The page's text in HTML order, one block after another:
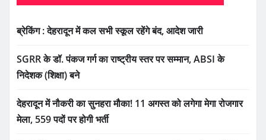
ब्रेकिंग : देहरादून में कल सभी स्कूल रहेंगे बंद, आदेश जारी
SGRR के डॉ. पंकज गर्ग का राष्ट्रीय स्तर पर सम्मान, ABSI के
निदेशक (शिक्षा) बने
देहरादून में नौकरी का सुनहरा मौका! 11 अगस्त को लगेगा मेगा रोजगार
मेला, 559 पदों पर होगी भर्ती